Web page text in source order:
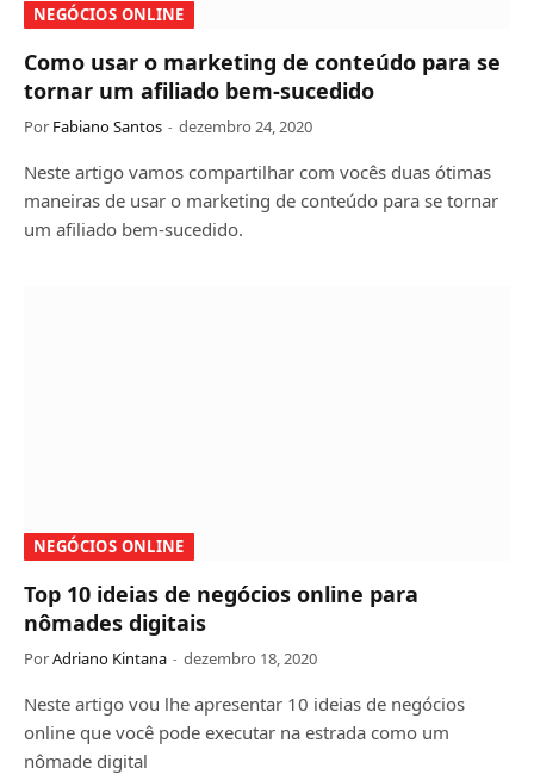
NEGÓCIOS ONLINE
Como usar o marketing de conteúdo para se
tornar um afiliado bem-sucedido
Por Fabiano Santos dezembro 24, 2020
Neste artigo vamos compartilhar com vocês duas ótimas
maneiras de usar o marketing de conteúdo para se tornar
um afiliado bem-sucedido.
NEGÓCIOS ONLINE
Top 10 ideias de negócios online para
nômades digitais
PorAdriano Kintana dezembro 18, 2020
Neste artigo vou lhe apresentar 10 ideias de negócios
online que você pode executar na estrada como um
nômade digital